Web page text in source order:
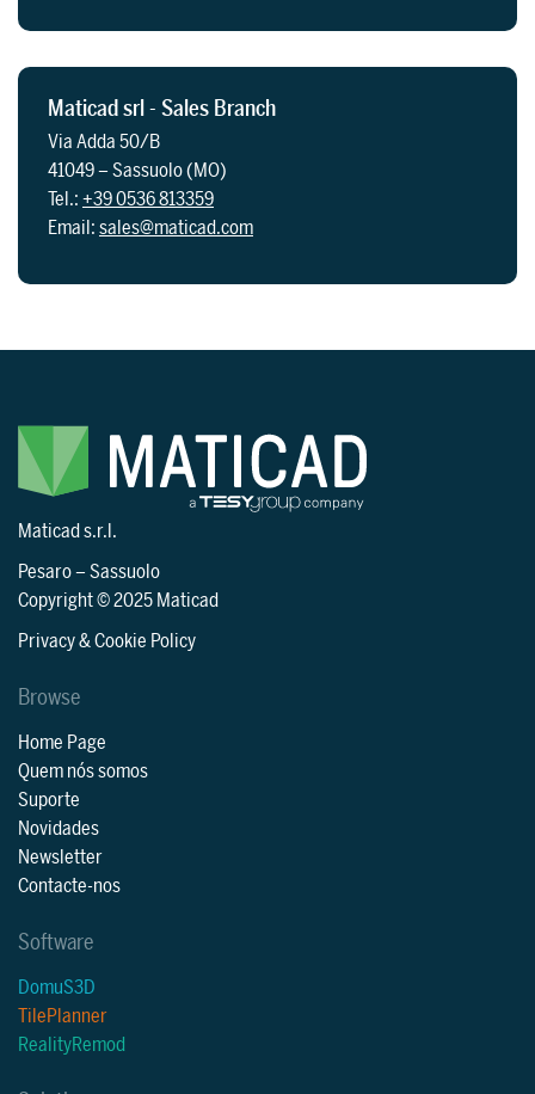
Maticad srl - Sales Branch
Via Adda 50/B
41049 – Sassuolo (MO)
Tel.:+39 0536 813359
Email:sales@maticad.com
Maticad s.r.l.
Pesaro–Sassuolo
Copyright © 2025 Maticad
Privacy & Cookie Policy
Browse
Home Page
Quem nós somos
Suporte
Novidades
Newsletter
Contacte-nos
Software
DomuS3D
TilePlanner
RealityRemod